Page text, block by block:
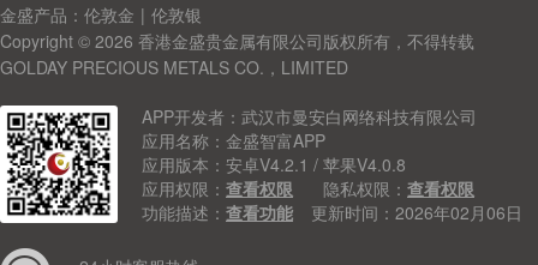
金盛产品：伦敦金 | 伦敦银
Copyright © 2026 香港金盛贵金属有限公司版权所有，不得转载
GOLDAY PRECIOUS METALS CO.，LIMITED
APP开发者：武汉市曼安白网络科技有限公司
应用名称：金盛智富APP
应用版本：安卓V4.2.1 / 苹果V4.0.8
应用权限： 查看权限 隐私权限： 查看权限
功能描述： 查看功能 更新时间：2026年02月06日